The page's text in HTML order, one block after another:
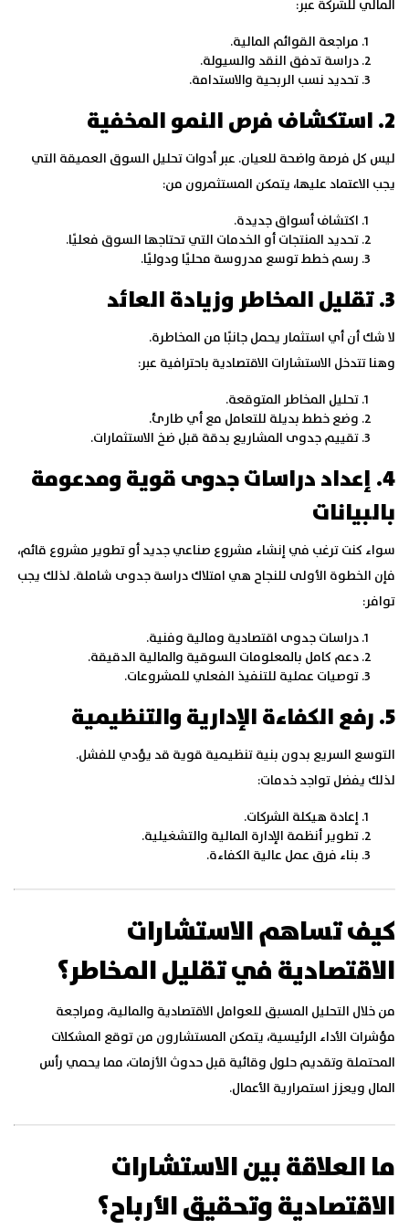
المالي للشركة عبر:
مراجعة القوائم المالية.
دراسة تدفق النقد والسيولة.
تحديد نسب الربحية والاستدامة.
2. استكشاف فرص النمو المخفية
ليس كل فرصة واضحة للعيان. عبر أدوات تحليل السوق العميقة التي
يجب الاعتماد عليها، يتمكن المستثمرون من:
اكتشاف أسواق جديدة.
تحديد المنتجات أو الخدمات التي تحتاجها السوق فعليًا.
رسم خطط توسع مدروسة محليًا ودوليًا.
3. تقليل المخاطر وزيادة العائد
لا شك أن أي استثمار يحمل جانبًا من المخاطرة.
وهنا تتدخل الاستشارات الاقتصادية باحترافية عبر:
تحليل المخاطر المتوقعة.
وضع خطط بديلة للتعامل مع أي طارئ.
تقييم جدوى المشاريع بدقة قبل ضخ الاستثمارات.
4. إعداد دراسات جدوى قوية ومدعومة
بالبيانات
سواء كنت ترغب في إنشاء مشروع صناعي جديد أو تطوير مشروع قائم،
فإن الخطوة الأولى للنجاح هي امتلاك دراسة جدوى شاملة. لذلك يجب
توافر:
دراسات جدوى اقتصادية ومالية وفنية.
دعم كامل بالمعلومات السوقية والمالية الدقيقة.
توصيات عملية للتنفيذ الفعلي للمشروعات.
5. رفع الكفاءة الإدارية والتنظيمية
التوسع السريع بدون بنية تنظيمية قوية قد يؤدي للفشل.
لذلك يفضل تواجد خدمات:
إعادة هيكلة الشركات.
تطوير أنظمة الإدارة المالية والتشغيلية.
بناء فرق عمل عالية الكفاءة.
كيف تساهم الاستشارات
الاقتصادية في تقليل المخاطر؟
من خلال التحليل المسبق للعوامل الاقتصادية والمالية، ومراجعة
مؤشرات الأداء الرئيسية، يتمكن المستشارون من توقع المشكلات
المحتملة وتقديم حلول وقائية قبل حدوث الأزمات، مما يحمي رأس
المال ويعزز استمرارية الأعمال.
ما العلاقة بين الاستشارات
الاقتصادية وتحقيق الأرباح؟